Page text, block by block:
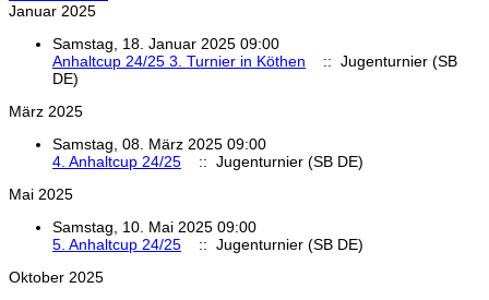
Januar 2025
Samstag, 18. Januar 2025 09:00
Anhaltcup 24/25 3. Turnier in Köthen
:: Jugenturnier (SB
DE)
März 2025
Samstag, 08. März 2025 09:00
4. Anhaltcup 24/25
:: Jugenturnier (SB DE)
Mai 2025
Samstag, 10. Mai 2025 09:00
5. Anhaltcup 24/25
:: Jugenturnier (SB DE)
Oktober 2025